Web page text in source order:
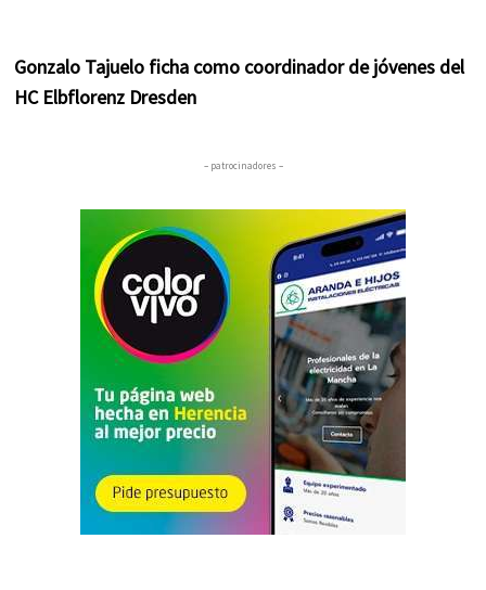
Gonzalo Tajuelo ficha como coordinador de jóvenes del
HC Elbflorenz Dresden
– patrocinadores –